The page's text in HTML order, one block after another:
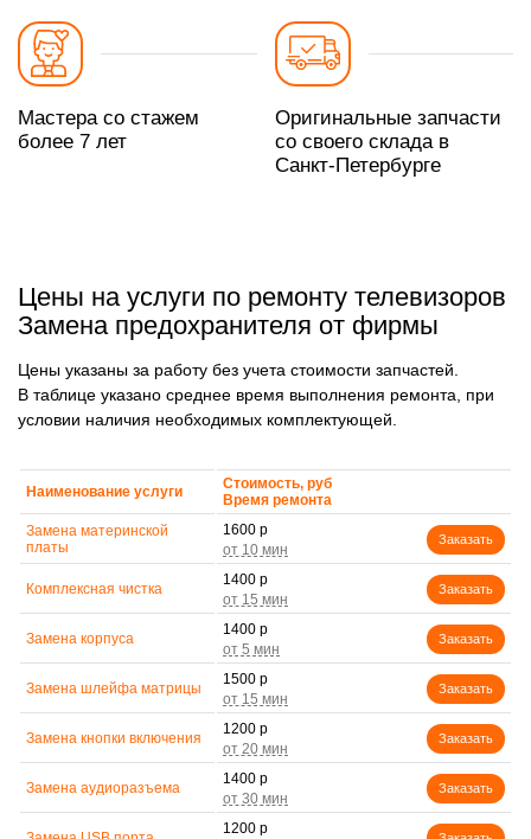
Мастера со стажем
более 7 лет
Оригинальные запчасти
со своего склада в
Санкт-Петербурге
Цены на услуги по ремонту телевизоров
Замена предохранителя от фирмы
Цены указаны за работу без учета стоимости запчастей.
В таблице указано среднее время выполнения ремонта, при
условии наличия необходимых комплектующей.
Наименование услуги
Стоимость, руб
Время ремонта
Замена материнской
платы
1600 р
Заказать
Комплексная чистка
1400 р
Заказать
Замена корпуса
1400 р
Заказать
Замена шлейфа матрицы
1500 р
Заказать
Замена кнопки включения
1200 р
Заказать
Замена аудиоразъема
1400 р
Заказать
1200 р